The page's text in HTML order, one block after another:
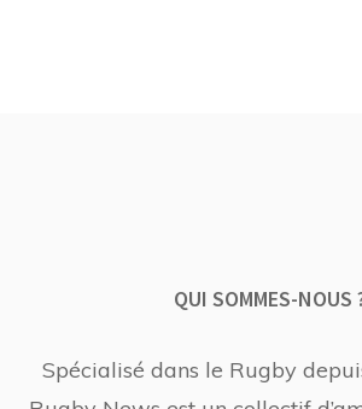
QUI SOMMES-NOUS
Spécialisé dans le Rugby